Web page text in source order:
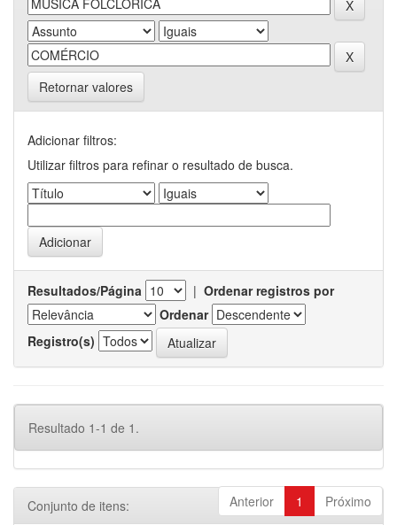
Retornar valores
Adicionar filtros:
Utilizar filtros para refinar o resultado de busca.
Resultados/Página | Ordenar registros por
Ordenar
Registro(s)
Resultado 1-1 de 1.
Anterior 1 Próximo
Conjunto de itens: